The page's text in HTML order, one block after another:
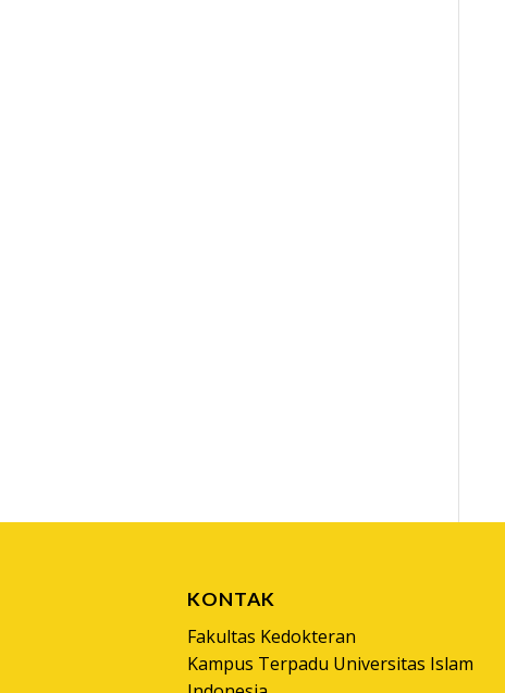
KONTAK
Fakultas Kedokteran
Kampus Terpadu Universitas Islam